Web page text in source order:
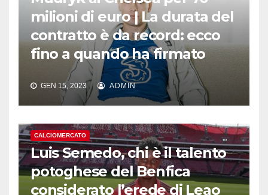
milioni di euro | La durata del
contratto è da record: ecco
fino a quando ha firmato
GEN 15, 2023 ADMIN
CALCIOMERCATO
Luis Semedo, chi è il talento
potoghese del Benfica
considerato l’erede di Leao